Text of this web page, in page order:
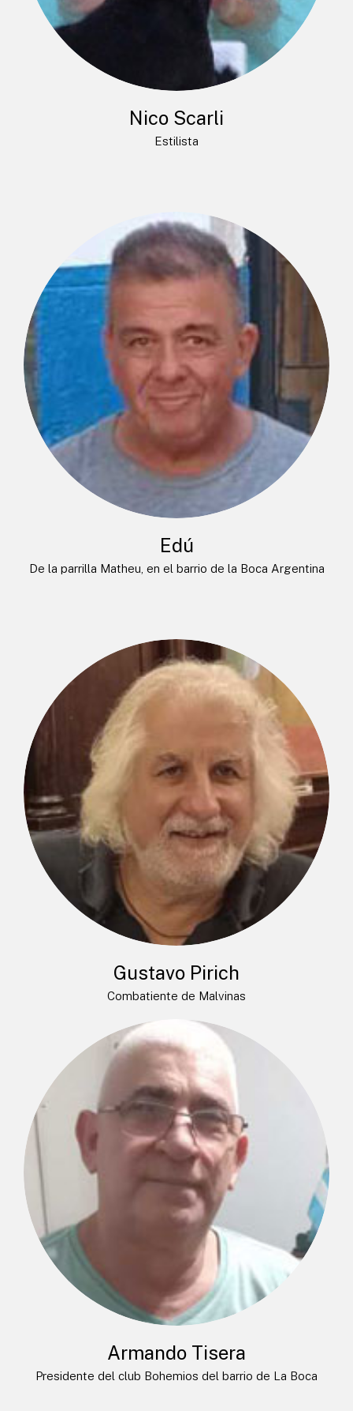
Nico Scarli
Estilista
Edú
De la parrilla Matheu, en el barrio de la Boca Argentina
Gustavo Pirich
Combatiente de Malvinas
Armando Tisera
Presidente del club Bohemios del barrio de La Boca